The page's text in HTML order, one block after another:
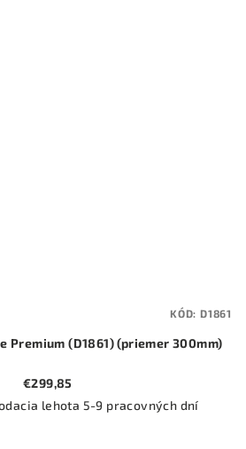
Premium (D1861) (priemer 300mm)
€299,85
lehota 5-9 pracovných dní
KÓD: D1861